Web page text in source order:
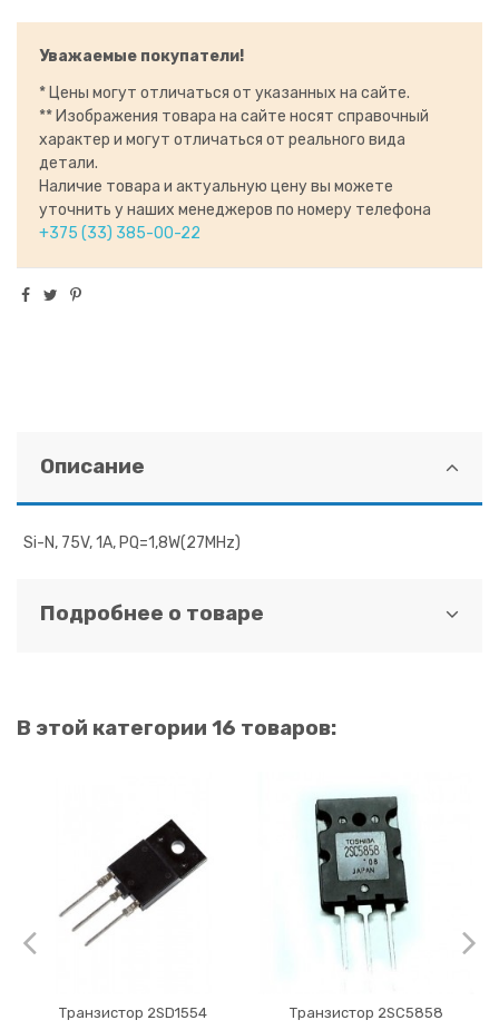
Уважаемые покупатели!
* Цены могут отличаться от указанных на сайте.
** Изображения товара на сайте носят справочный
характер и могут отличаться от реального вида
детали.
Наличие товара и актуальную цену вы можете
уточнить у наших менеджеров по номеру телефона
+375 (33) 385-00-22
Описание
Si-N, 75V, 1A, PQ=1,8W(27MHz)
Подробнее о товаре
В этой категории 16 товаров:
Транзистор 2SD1554
Транзистор 2SC5858